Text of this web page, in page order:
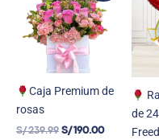
Caja Premium de
rosas
S/239.99
original
era:
S/ 239.99.
S/190.00
S/ 190.00.
de